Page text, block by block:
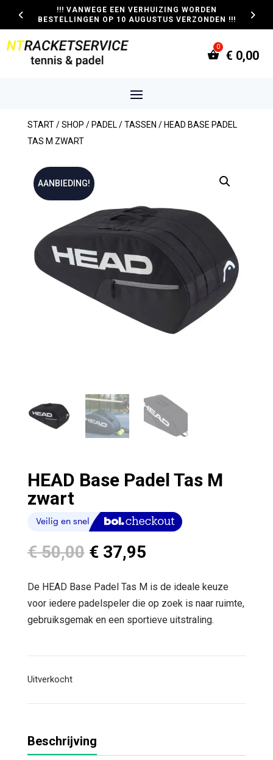
!!! VANWEGE EEN VERHUIZING WORDEN
BESTELLINGEN OP 10 AUGUSTUS VERZONDEN !!!
€ 0,00
START/SHOP / PADEL /TASSEN / HEAD BASE PADEL
TAS M ZWART
AANBIEDING!
HEAD Base Padel Tas M
zwart
€50,00 Oorspronkelijke
prijs
was:
€ 50,00.
€37,95Huidige
is:
€ 37,95.
De HEAD Base Padel Tas M is de ideale keuze
voor iedere padelspeler die op zoek is naar ruimte,
gebruiksgemak en een sportieve uitstraling.
Uitverkocht
Beschrijving